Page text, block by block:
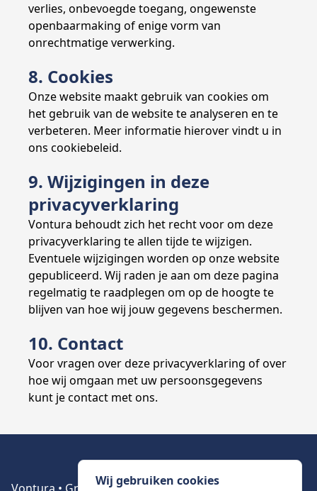
verlies, onbevoegde toegang, ongewenste
openbaarmaking of enige vorm van
onrechtmatige verwerking.
8. Cookies
Onze website maakt gebruik van cookies om
het gebruik van de website te analyseren en te
verbeteren. Meer informatie hierover vindt u in
ons cookiebeleid.
9. Wijzigingen in deze
privacyverklaring
Vontura behoudt zich het recht voor om deze
privacyverklaring te allen tijde te wijzigen.
Eventuele wijzigingen worden op onze website
gepubliceerd. Wij raden je aan om deze pagina
regelmatig te raadplegen om op de hoogte te
blijven van hoe wij jouw gegevens beschermen.
10. Contact
Voor vragen over deze privacyverklaring of over
hoe wij omgaan met uw persoonsgegevens
kunt je contact met ons.
Wij gebruiken cookies